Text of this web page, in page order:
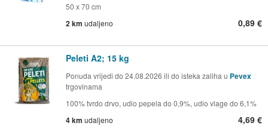
50 x 70 cm
2 km udaljeno 0,89 €
Peleti A2; 15 kg
Ponuda vrijedi do 24.08.2026 ili do isteka zaliha u Pevex
trgovinama
100% tvrdo drvo, udio pepela do 0,9%, udio vlage do 6,1%
4 km udaljeno 4,69 €